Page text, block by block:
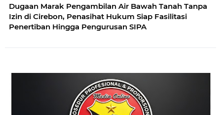
Dugaan Marak Pengambilan Air Bawah Tanah Tanpa
Izin di Cirebon, Penasihat Hukum Siap Fasilitasi
Penertiban Hingga Pengurusan SIPA